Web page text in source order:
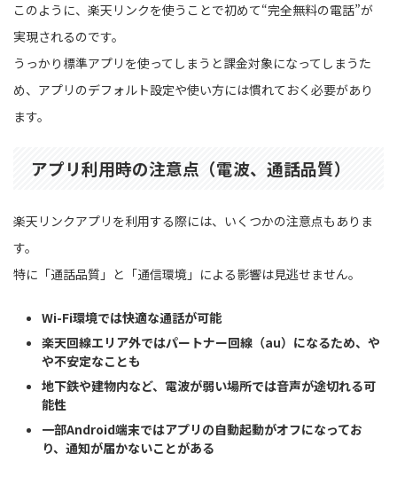
このように、楽天リンクを使うことで初めて“完全無料の電話”が
実現されるのです。
うっかり標準アプリを使ってしまうと課金対象になってしまうた
め、アプリのデフォルト設定や使い方には慣れておく必要があり
ます。
アプリ利用時の注意点（電波、通話品質）
楽天リンクアプリを利用する際には、いくつかの注意点もありま
す。
特に「通話品質」と「通信環境」による影響は見逃せません。
Wi-Fi環境では快適な通話が可能
楽天回線エリア外ではパートナー回線（au）になるため、や
や不安定なことも
地下鉄や建物内など、電波が弱い場所では音声が途切れる可
能性
一部Android端末ではアプリの自動起動がオフになってお
り、通知が届かないことがある